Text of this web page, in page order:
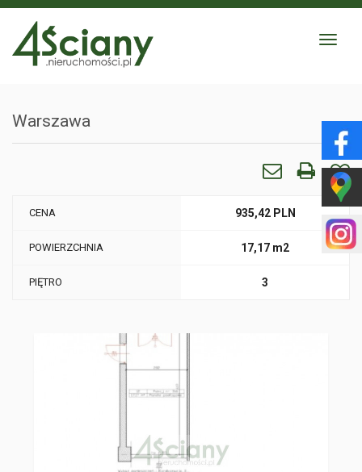
Toggle
Warszawa
CENA 935,42 PLN
POWIERZCHNIA 17,17 m2
PIĘTRO 3